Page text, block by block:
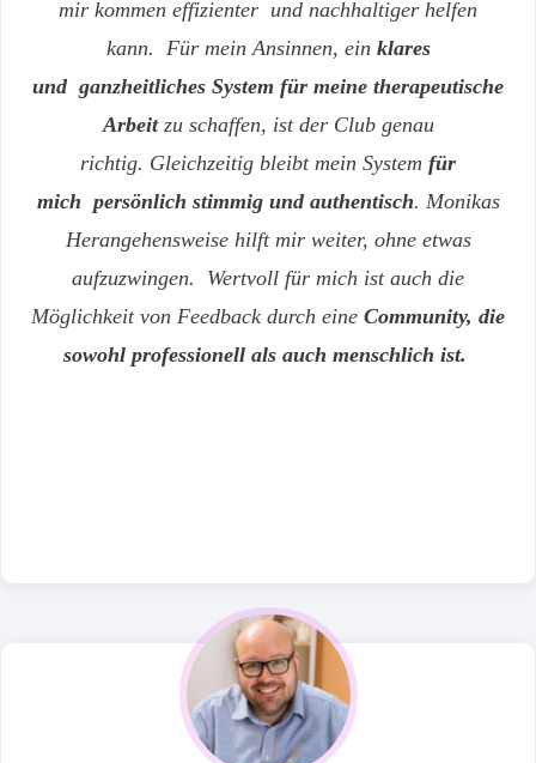
mir kommen effizienter und nachhaltiger helfen
kann. Für mein Ansinnen, ein klares
und ganzheitliches System für meine therapeutische
Arbeit zu schaffen, ist der Club genau
richtig. Gleichzeitig bleibt mein System für
mich persönlich stimmig und authentisch. Monikas
Herangehensweise hilft mir weiter, ohne etwas
aufzuzwingen.
Wertvoll für mich ist auch die
Möglichkeit von Feedback durch eine Community, die
sowohl professionell als auch menschlich ist.